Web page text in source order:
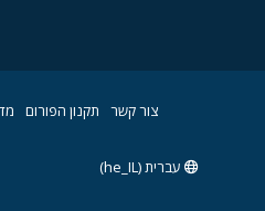
צור קשר תקנון הפורום
עברית (he_IL)